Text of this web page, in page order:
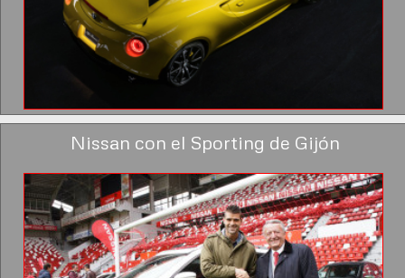
Nissan con el Sporting de Gijón